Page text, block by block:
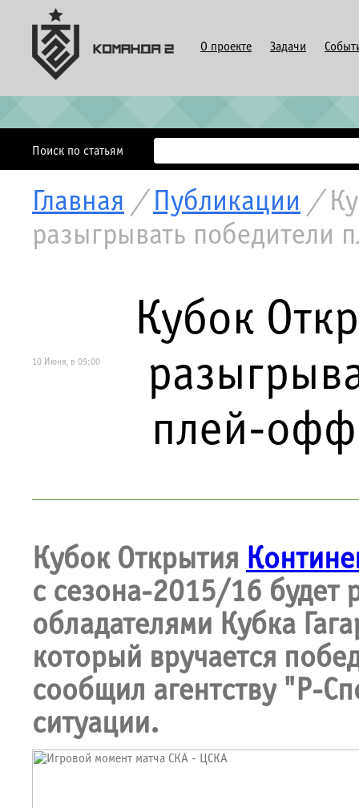
О проекте Задачи
Поиск по статьям
Главная / Публикации /
разыгрывать победители
10 Июня, в 09:00
Кубок
плей-офф
Кубок Открытия
с сезона-2015/16 будет
обладателями Кубка
который вручается
сообщил агентству "Р-
ситуации.